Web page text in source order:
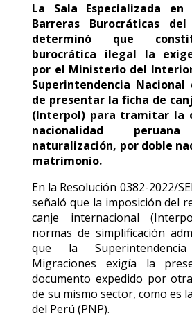
La Sala Especializada en
Barreras Burocráticas del
determinó que
burocrática ilegal la
por el Ministerio del
Superintendencia Nacional
de presentar la ficha de
(Interpol) para tramitar la
nacionalidad
naturalización, por doble
matrimonio.
En la Resolución 0382-2022/
señaló que la imposición del
canje internacional
normas de simplificación
que la
Migraciones exigía la
documento expedido por
de su mismo sector, como es
del Perú (PNP).